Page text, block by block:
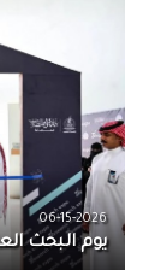
06-15-2026
يوم البحث